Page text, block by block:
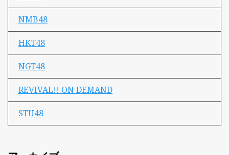
NMB48
HKT48
NGT48
REVIVAL!! ON DEMAND
STU48